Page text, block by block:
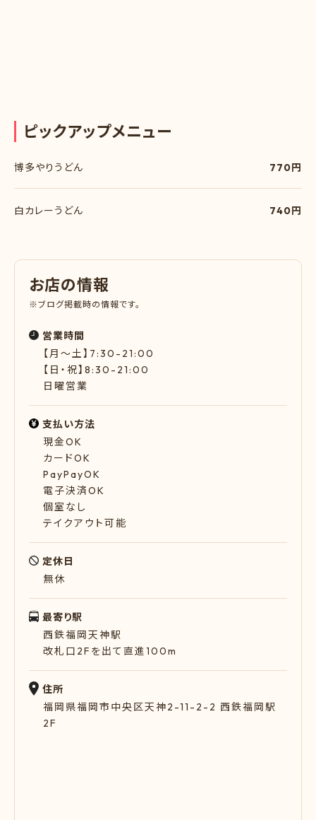
ピックアップメニュー
博多やりうどん 770円
白カレーうどん 740円
お店の情報
※ブログ掲載時の情報です。
営業時間
【月～土】7:30-21:00
【日・祝】8:30-21:00
日曜営業
支払い方法
現金OK
カードOK
PayPayOK
電子決済OK
個室なし
テイクアウト可能
定休日
無休
最寄り駅
西鉄福岡天神駅
改札口2Fを出て直進100m
住所
福岡県福岡市中央区天神2-11-2-2 西鉄福岡駅
2F